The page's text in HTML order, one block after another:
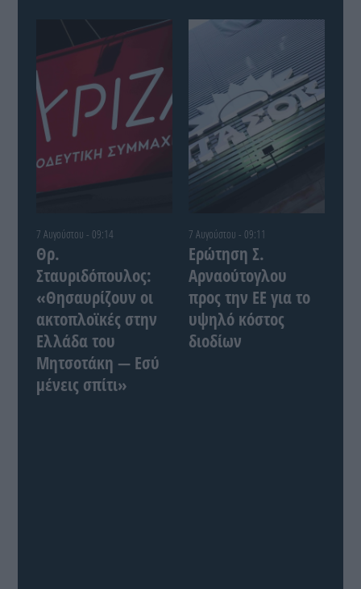
7 Αυγούστου - 09:14
Θρ.
Σταυριδόπουλος:
«Θησαυρίζουν οι
ακτοπλοϊκές στην
Ελλάδα του
Μητσοτάκη — Εσύ
μένεις σπίτι»
7 Αυγούστου - 09:11
Ερώτηση Σ.
Αρναούτογλου
προς την ΕΕ για το
υψηλό κόστος
διοδίων